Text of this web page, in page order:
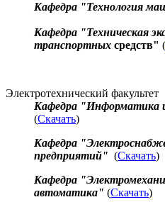
Кафедра "Технология
Кафедра "Техническая
транспортных средств" (
Электротехнический факультет
Кафедра "Информатика
(Скачать)
Кафедра
предприятий" (Скачать)
Кафедра
автоматика" (Скачать)